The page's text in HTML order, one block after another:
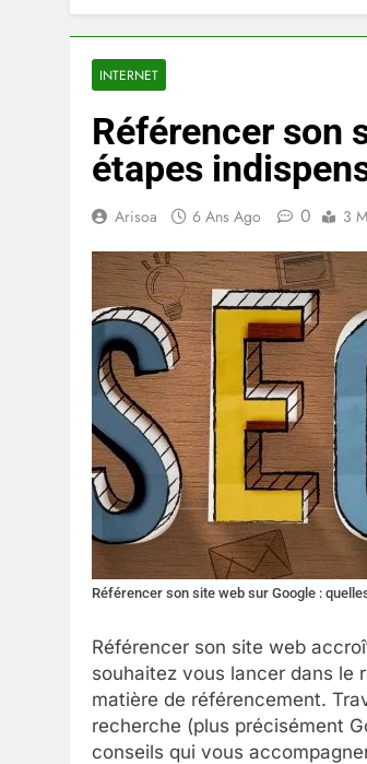
INTERNET
Référencer son
étapes
Arisoa 6 Ans Ago 0 3
Référencer son site web sur Google :
Référencer son site web
souhaitez vous lancer dans le
matière de référencement.
recherche (plus précisément
conseils qui vous